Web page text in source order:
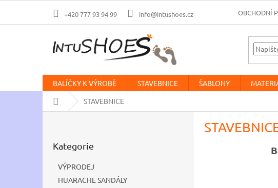
obsah
+420 777 93 94 99 info@intushoes.cz OBCHODNÍ
BALÍČKY K VÝROBĚ STAVEBNICE ŠABLONY
Domů STAVEBNICE
kategorie
Kategorie
VÝPRODEJ
HUARACHE SANDÁLY